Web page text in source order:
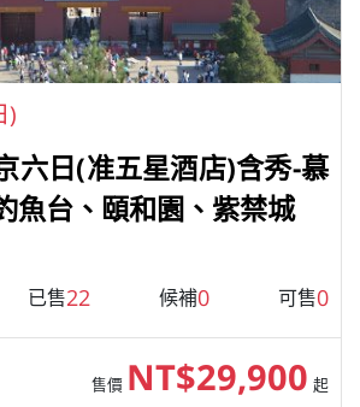
)
六日(准五星酒店)含秀-慕
魚台、頤和園、紫禁城
已售22 候補0 可售0
售價 NT$29,900 起